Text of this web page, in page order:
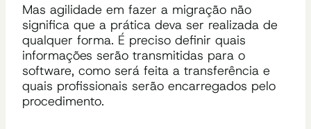
Mas agilidade em fazer a migração não
significa que a prática deva ser realizada de
qualquer forma. É preciso definir quais
informações serão transmitidas para o
software, como será feita a transferência e
quais profissionais serão encarregados pelo
procedimento.